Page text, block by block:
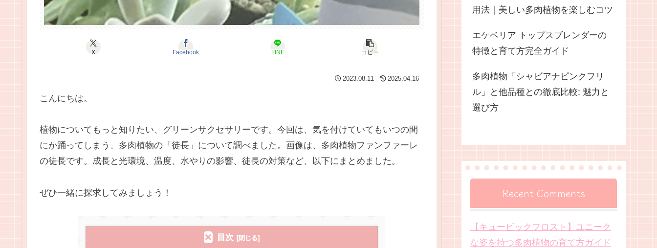
X Facebook LINE コピー
2023.08.11 2025.04.16
こんにちは。
植物についてもっと知りたい、グリーンサクセサリーです。今回は、気を付けていてもいつの間
にか踊ってしまう、多肉植物の「徒長」について調べました。画像は、多肉植物ファンファーレ
の徒長です。成長と光環境、温度、水やりの影響、徒長の対策など、以下にまとめました。
ぜひ一緒に探求してみましょう！
目次
用法｜美しい多肉植物を楽しむコツ
エケベリア トップスブレンダーの
特徴と育て方完全ガイド
多肉植物「シャビアナピンクフリ
ル」と他品種との徹底比較: 魅力と
選び方
Recent Comments
【キュービックフロスト】ユニーク
な姿を持つ多肉植物の育て方ガイド